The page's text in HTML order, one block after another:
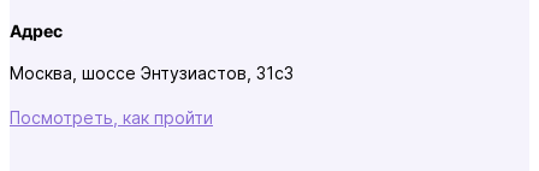
Адрес
Москва, шоссе Энтузиастов, 31с3
Посмотреть, как пройти